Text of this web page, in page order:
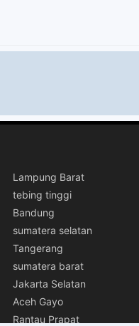
Lampung Barat
tebing tinggi
Bandung
sumatera selatan
Tangerang
sumatera barat
Jakarta Selatan
Aceh Gayo
Rantau Prapat